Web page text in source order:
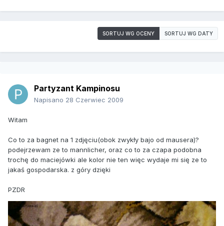
SORTUJ WG OCENY SORTUJ WG DATY
Partyzant Kampinosu
Napisano 28 Czerwiec 2009
Witam
Co to za bagnet na 1 zdjęciu(obok zwykły bajo od mausera)?
podejrzewam ze to mannlicher, oraz co to za czapa podobna
trochę do maciejówki ale kolor nie ten więc wydaje mi się ze to
jakaś gospodarska. z góry dzięki
PZDR